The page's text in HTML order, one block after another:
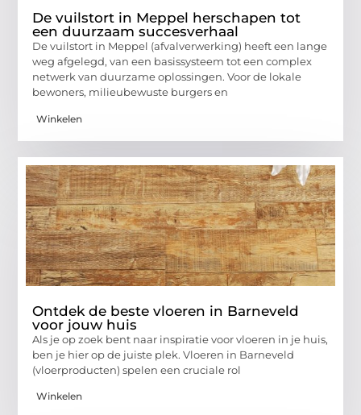
De vuilstort in Meppel herschapen tot
een duurzaam succesverhaal
De vuilstort in Meppel (afvalverwerking) heeft een lange
weg afgelegd, van een basissysteem tot een complex
netwerk van duurzame oplossingen. Voor de lokale
bewoners, milieubewuste burgers en
Winkelen
Ontdek de beste vloeren in Barneveld
voor jouw huis
Als je op zoek bent naar inspiratie voor vloeren in je huis,
ben je hier op de juiste plek. Vloeren in Barneveld
(vloerproducten) spelen een cruciale rol
Winkelen